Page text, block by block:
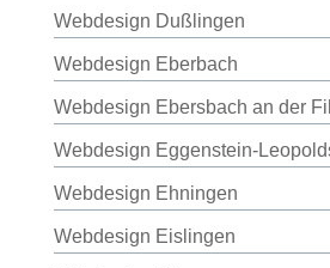
Webdesign Dußlingen
Webdesign Eberbach
Webdesign Ebersbach an der
Webdesign Eggenstein-
Webdesign Ehningen
Webdesign Eislingen